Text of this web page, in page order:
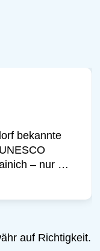
bekannte
– nur …
auf Richtigkeit.